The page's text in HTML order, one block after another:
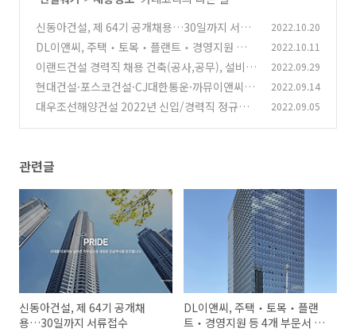
신동아건설, 제 64기 공개채용…30일까지 서류
접수
(0)
2022.10.20
DL이앤씨, 주택‧토목‧플랜트‧경영지원 등 4
개 부문서 채용 진행 (0)
2022.10.11
이랜드건설 경력직 채용 건축(공사,공무), 설비
(전기,기계), 조경시공, 재무 (0)
2022.09.29
현대건설·포스코건설·CJ대한통운·까뮤이앤씨
인턴/신입/경력 채용 (0)
2022.09.14
대우조선해양건설 2022년 신입/경력직 정규직
2022.09.05
관련글
신동아건설, 제 64기 공개채
용…30일까지 서류접수
DL이앤씨, 주택‧토목‧플랜
트‧경영지원 등 4개 부문서 채